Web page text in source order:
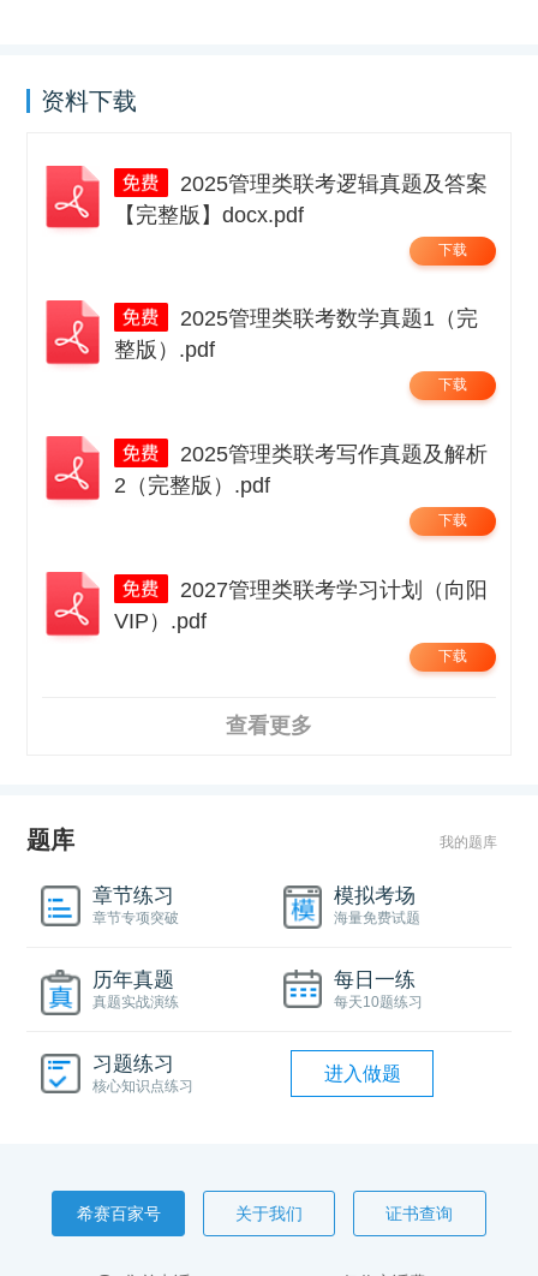
资料下载
【完整版】docx.pdf
下载
整版）.pdf
下载
2（完整版）.pdf
下载
VIP）.pdf
下载
查看更多
题库 我的题库
章节练习
章节专项突破
模拟考场
海量免费试题
历年真题
真题实战演练
每日一练
每天10题练习
习题练习
核心知识点练习
进入做题
希赛百家号 关于我们 证书查询